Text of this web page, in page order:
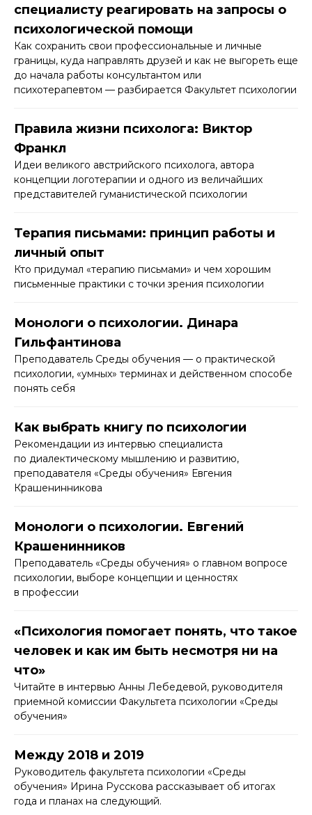
специалисту реагировать на запросы о
психологической помощи
Как сохранить свои профессиональные и личные
границы, куда направлять друзей и как не выгореть еще
до начала работы консультантом или
психотерапевтом — разбирается Факультет психологии
Правила жизни психолога: Виктор
Франкл
Идеи великого австрийского психолога, автора
концепции логотерапии и одного из величайших
представителей гуманистической психологии
Терапия письмами: принцип работы и
личный опыт
Кто придумал «терапию письмами» и чем хорошим
письменные практики с точки зрения психологии
Монологи о психологии. Динара
Гильфантинова
Преподаватель Среды обучения — о практической
психологии, «умных» терминах и действенном способе
понять себя
Как выбрать книгу по психологии
Рекомендации из интервью специалиста
по диалектическому мышлению и развитию,
преподавателя «Среды обучения» Евгения
Крашенинникова
Монологи о психологии. Евгений
Крашенинников
Преподаватель «Среды обучения» о главном вопросе
психологии, выборе концепции и ценностях
в профессии
«Психология помогает понять, что такое
человек и как им быть несмотря ни на
что»
Читайте в интервью Анны Лебедевой, руководителя
приемной комиссии Факультета психологии «Среды
обучения»
Между 2018 и 2019
Руководитель факультета психологии «Среды
обучения» Ирина Русскова рассказывает об итогах
года и планах на следующий.